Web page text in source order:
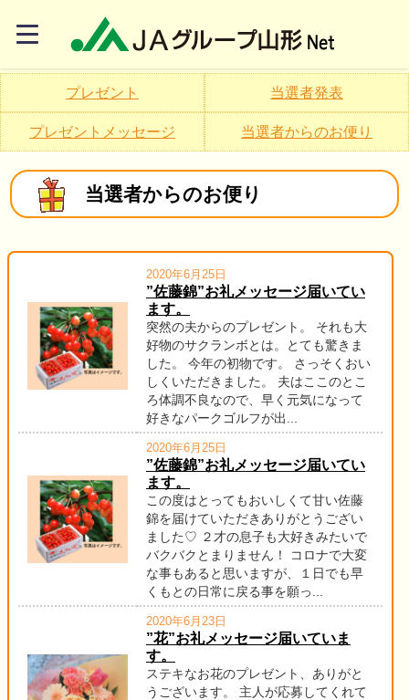
プレゼント 当選者発表
プレゼントメッセージ 当選者からのお便り
当選者からのお便り
2020年6月25日
”佐藤錦”お礼メッセージ届いてい
ます。
突然の夫からのプレゼント。 それも大
好物のサクランボとは。とても驚きま
した。 今年の初物です。 さっそくおい
しくいただきました。 夫はここのとこ
ろ体調不良なので、早く元気になって
好きなパークゴルフが出...
2020年6月25日
”佐藤錦”お礼メッセージ届いてい
ます。
この度はとってもおいしくて甘い佐藤
錦を届けていただきありがとうござい
ました♡ ２才の息子も大好きみたいで
バクバクとまりません！ コロナで大変
な事もあると思いますが、１日でも早
くもとの日常に戻る事を願っ...
2020年6月23日
”花”お礼メッセージ届いていま
す。
ステキなお花のプレゼント、ありがと
うございます。 主人が応募してくれて